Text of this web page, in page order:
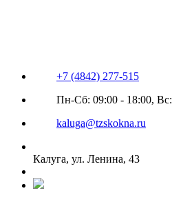
+7 (4842) 277-515
Пн-Сб: 09:00 - 18:00,
kaluga@tzskokna.ru
Калуга, ул. Ленина, 43